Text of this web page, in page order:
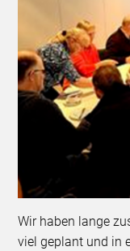
Wir haben lange
viel geplant und in